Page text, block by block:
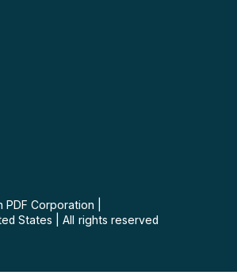
PDF Corporation
States
All rights reserved